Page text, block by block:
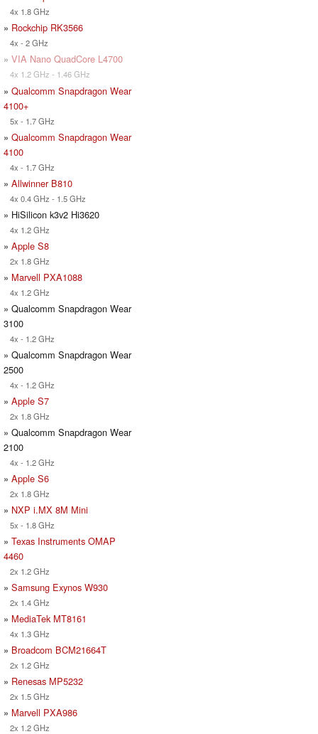
4x 1.8 GHz
» Rockchip RK3566
4x - 2 GHz
» VIA Nano QuadCore L4700
4x 1.2 GHz - 1.46 GHz
» Qualcomm Snapdragon Wear
4100+
5x - 1.7 GHz
» Qualcomm Snapdragon Wear
4100
4x - 1.7 GHz
» Allwinner B810
4x 0.4 GHz - 1.5 GHz
» HiSilicon k3v2 Hi3620
4x 1.2 GHz
» Apple S8
2x 1.8 GHz
» Marvell PXA1088
4x 1.2 GHz
» Qualcomm Snapdragon Wear
3100
4x - 1.2 GHz
» Qualcomm Snapdragon Wear
2500
4x - 1.2 GHz
» Apple S7
2x 1.8 GHz
» Qualcomm Snapdragon Wear
2100
4x - 1.2 GHz
» Apple S6
2x 1.8 GHz
» NXP i.MX 8M Mini
5x - 1.8 GHz
» Texas Instruments OMAP
4460
2x 1.2 GHz
» Samsung Exynos W930
2x 1.4 GHz
» MediaTek MT8161
4x 1.3 GHz
» Broadcom BCM21664T
2x 1.2 GHz
» Renesas MP5232
2x 1.5 GHz
» Marvell PXA986
2x 1.2 GHz